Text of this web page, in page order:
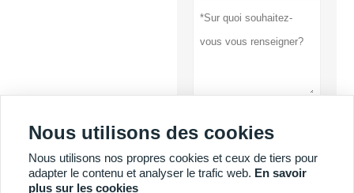
soumettre
Politique de
confidentialité
Nous utilisons des cookies
Nous utilisons nos propres cookies et ceux de tiers pour
adapter le contenu et analyser le trafic web. En savoir
plus sur les cookies